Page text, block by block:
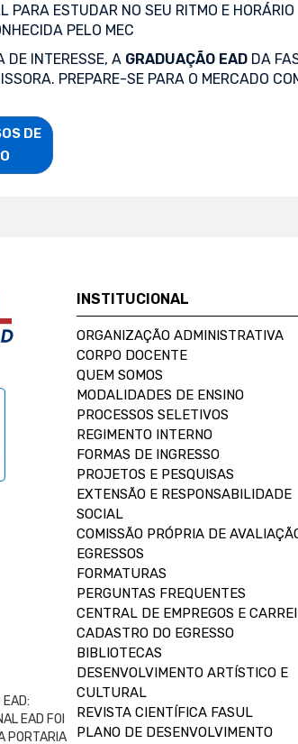
PARA ESTUDAR NO SEU RITMO E HORÁRIO
PELO MEC
DE INTERESSE, A GRADUAÇÃO EAD DA
PREPARE-SE PARA O MERCADO
DE
EAD:
EAD FOI
PORTARIA
INSTITUCIONAL
ORGANIZAÇÃO ADMINISTRATIVA
CORPO DOCENTE
QUEM SOMOS
MODALIDADES DE ENSINO
PROCESSOS SELETIVOS
REGIMENTO INTERNO
FORMAS DE INGRESSO
PROJETOS E PESQUISAS
EXTENSÃO E RESPONSABILIDADE
SOCIAL
COMISSÃO PRÓPRIA DE
EGRESSOS
FORMATURAS
PERGUNTAS FREQUENTES
CENTRAL DE EMPREGOS E
CADASTRO DO EGRESSO
BIBLIOTECAS
DESENVOLVIMENTO ARTÍSTICO E
CULTURAL
REVISTA CIENTÍFICA FASUL
PLANO DE DESENVOLVIMENTO